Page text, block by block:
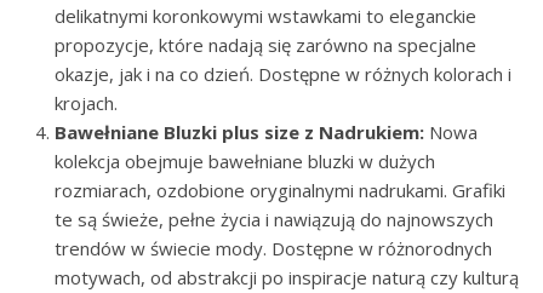
delikatnymi koronkowymi wstawkami to eleganckie
propozycje, które nadają się zarówno na specjalne
okazje, jak i na co dzień. Dostępne w różnych kolorach i
krojach.
Bawełniane Bluzki plus size z Nadrukiem: Nowa
kolekcja obejmuje bawełniane bluzki w dużych
rozmiarach, ozdobione oryginalnymi nadrukami. Grafiki
te są świeże, pełne życia i nawiązują do najnowszych
trendów w świecie mody. Dostępne w różnorodnych
motywach, od abstrakcji po inspiracje naturą czy kulturą